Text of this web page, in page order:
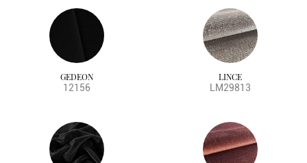
GEDEON
12156
LINCE
LM29813